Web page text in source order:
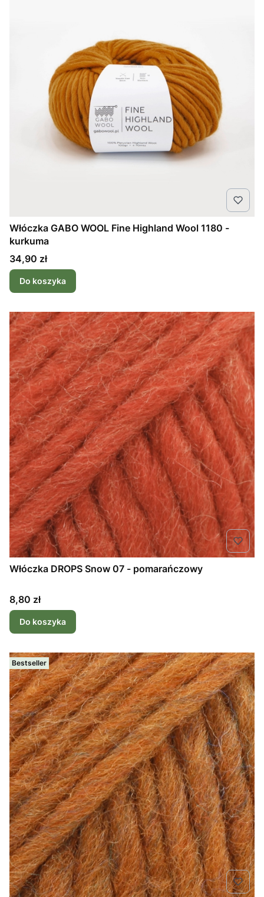
Włóczka GABO WOOL Fine Highland Wool 1180 -
kurkuma
Cena
34,90 zł
Do koszyka
Włóczka DROPS Snow 07 - pomarańczowy
Cena
8,80 zł
Do koszyka
Bestseller